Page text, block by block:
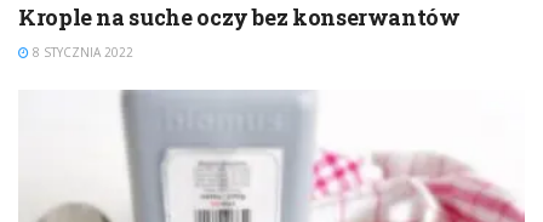
Krople na suche oczy bez konserwantów
8 STYCZNIA 2022